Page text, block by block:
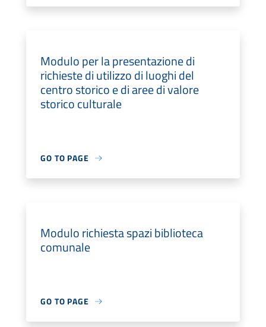
Modulo per la presentazione di
richieste di utilizzo di luoghi del
centro storico e di aree di valore
storico culturale
GO TO PAGE
Modulo richiesta spazi biblioteca
comunale
GO TO PAGE